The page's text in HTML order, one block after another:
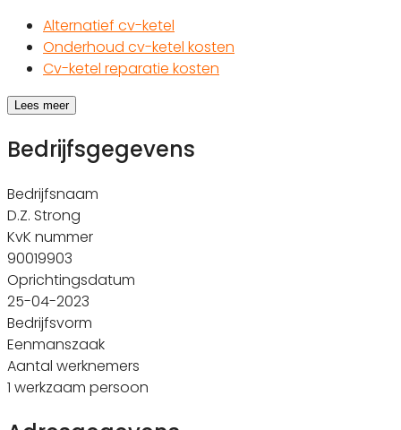
Alternatief cv-ketel
Onderhoud cv-ketel kosten
Cv-ketel reparatie kosten
Lees meer
Bedrijfsgegevens
Bedrijfsnaam
D.Z. Strong
KvK nummer
90019903
Oprichtingsdatum
25-04-2023
Bedrijfsvorm
Eenmanszaak
Aantal werknemers
1 werkzaam persoon